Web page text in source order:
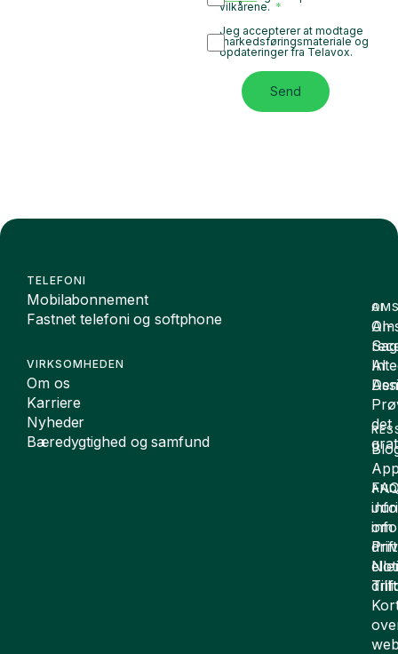
vilkårene.
Jeg accepterer at modtage
markedsføringsmateriale og
opdateringer fra Telavox.
Send
TELEFONI
Mobilabonnement
Fastnet telefoni og softphone
VIRKSOMHEDEN
Om os
Karriere
Nyheder
Bæredygtighed og samfund
om
drift
AI
AI-
AI
det